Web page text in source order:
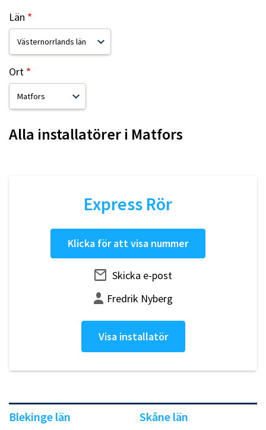
Län
Ort
Alla installatörer i Matfors
Express Rör
Klicka för att visa nummer
Skicka e-post
Fredrik Nyberg
Visa installatör
Blekinge län Skåne län